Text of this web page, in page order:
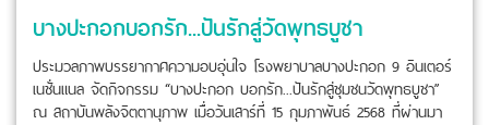
บางปะกอกบอกรัก...ปันรักสู่วัดพุทธบูชา
ประมวลภาพบรรยากาศความอบอุ่นใจ โรงพยาบาลบางปะกอก 9 อินเตอร์
เนชั่นแนล จัดกิจกรรม “บางปะกอก บอกรัก...ปันรักสู่ชุมชนวัดพุทธบูชา”
ณ สถาบันพลังจิตตานุภาพ เมื่อวันเสาร์ที่ 15 กุมภาพันธ์ 2568 ที่ผ่านมา